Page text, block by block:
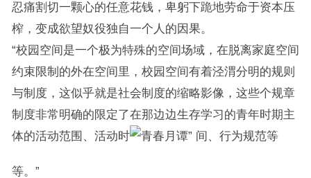
忍痛割切一颗心的任意花钱，卑躬下跪地劳命于资本压
榨，变成欲望奴役独自一个人的因果。
“校园空间是一个极为特殊的空间场域，在脱离家庭空间
约束限制的外在空间里，校园空间有着泾渭分明的规则
与制度，这似乎就是社会制度的缩略影像，这些个规章
制度非常明确的限定了在那边边生存学习的青年时期主
体的活动范围、活动时
间、行为规范等
等。”